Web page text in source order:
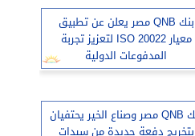
بنك QNB مصر يعلن عن تطبيق
معيار ISO 20022 لتعزيز تجربة
المدفوعات الدولية
بنك QNB مصر وصناع الخير يحتفيان
بتخريج دفعة جديدة من سيدات